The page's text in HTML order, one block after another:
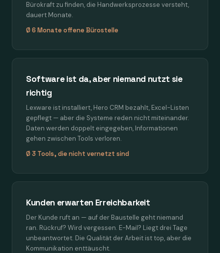
Bürokraft zu finden, die Handwerksprozesse versteht,
dauert Monate.
Ø 6 Monate offene Bürostelle
Software ist da, aber niemand nutzt sie
richtig
Lexware ist installiert, Hero CRM bezahlt, Excel-Listen
gepflegt — aber die Systeme reden nicht miteinander.
Daten werden doppelt eingegeben, Informationen
gehen zwischen Tools verloren.
Ø 3 Tools, die nicht vernetzt sind
Kunden erwarten Erreichbarkeit
Der Kunde ruft an — auf der Baustelle geht niemand
ran. Rückruf? Wird vergessen. E-Mail? Liegt drei Tage
unbeantwortet. Die Qualität der Arbeit ist top, aber die
Kommunikation enttäuscht.